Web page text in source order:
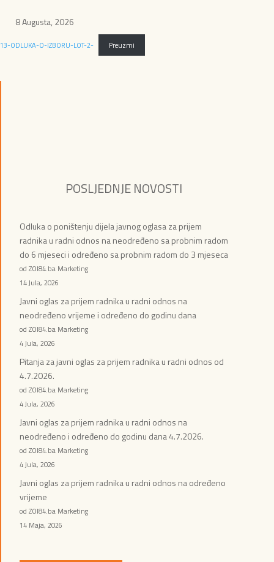
8 Augusta, 2026
13-ODLUKA-O-IZBORU-LOT-2- Preuzmi
POSLJEDNJE NOVOSTI
Odluka o poništenju dijela javnog oglasa za prijem
radnika u radni odnos na neodređeno sa probnim radom
do 6 mjeseci i određeno sa probnim radom do 3 mjeseca
od ZOI84.ba Marketing
14 Jula, 2026
Javni oglas za prijem radnika u radni odnos na
neodređeno vrijeme i određeno do godinu dana
od ZOI84.ba Marketing
4 Jula, 2026
Pitanja za javni oglas za prijem radnika u radni odnos od
4.7.2026.
od ZOI84.ba Marketing
4 Jula, 2026
Javni oglas za prijem radnika u radni odnos na
neodređeno i određeno do godinu dana 4.7.2026.
od ZOI84.ba Marketing
4 Jula, 2026
Javni oglas za prijem radnika u radni odnos na određeno
vrijeme
od ZOI84.ba Marketing
14 Maja, 2026